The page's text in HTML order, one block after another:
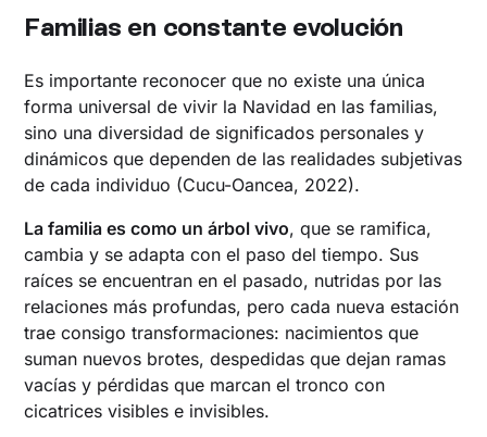
Familias en constante evolución
Es importante reconocer que no existe una única
forma universal de vivir la Navidad en las familias,
sino una diversidad de significados personales y
dinámicos que dependen de las realidades subjetivas
de cada individuo (Cucu-Oancea, 2022).
La familia es como un árbol vivo, que se ramifica,
cambia y se adapta con el paso del tiempo. Sus
raíces se encuentran en el pasado, nutridas por las
relaciones más profundas, pero cada nueva estación
trae consigo transformaciones: nacimientos que
suman nuevos brotes, despedidas que dejan ramas
vacías y pérdidas que marcan el tronco con
cicatrices visibles e invisibles.